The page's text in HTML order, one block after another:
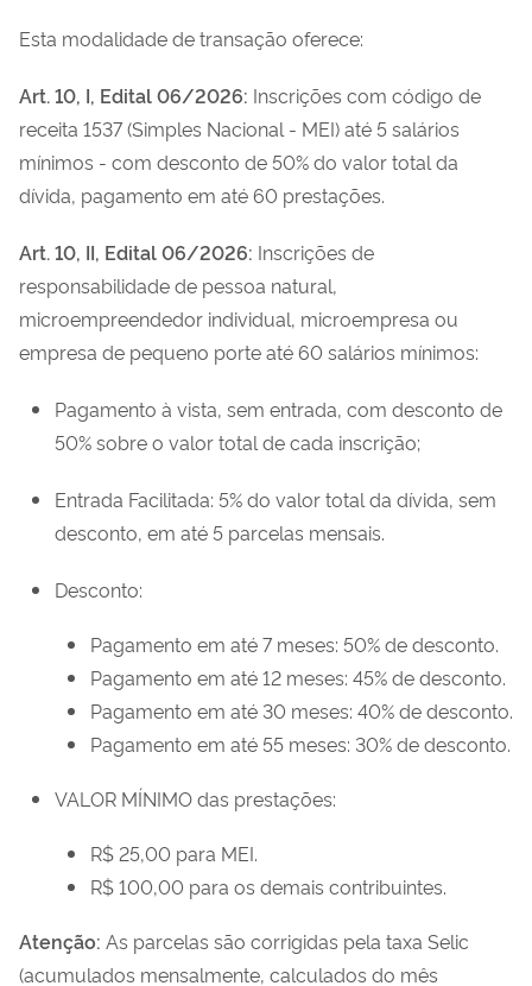
Esta modalidade de transação oferece:
Art. 10, I, Edital 06/2026: Inscrições com código de
receita 1537 (Simples Nacional - MEI) até 5 salários
mínimos - com desconto de 50% do valor total da
dívida, pagamento em até 60 prestações.
Art. 10, II, Edital 06/2026: Inscrições de
responsabilidade de pessoa natural,
microempreendedor individual, microempresa ou
empresa de pequeno porte até 60 salários mínimos:
Pagamento à vista, sem entrada, com desconto de
50% sobre o valor total de cada inscrição;
Entrada Facilitada: 5% do valor total da dívida, sem
desconto, em até 5 parcelas mensais.
Desconto:
Pagamento em até 7 meses: 50% de desconto.
Pagamento em até 12 meses: 45% de desconto.
Pagamento em até 30 meses: 40% de desconto.
Pagamento em até 55 meses: 30% de desconto.
VALOR MÍNIMO das prestações:
R$ 25,00 para MEI.
R$ 100,00 para os demais contribuintes.
Atenção: As parcelas são corrigidas pela taxa Selic
(acumulados mensalmente, calculados do mês